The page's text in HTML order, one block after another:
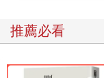
推薦必看